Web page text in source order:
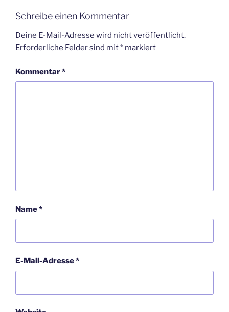
Schreibe einen Kommentar
Deine E-Mail-Adresse wird nicht veröffentlicht.
Erforderliche Felder sind mit* markiert
Kommentar*
Name*
E-Mail-Adresse*